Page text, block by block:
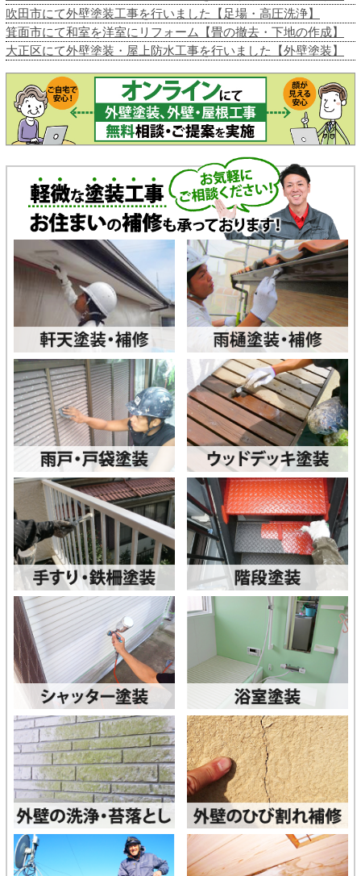
吹田市にて外壁塗装工事を行いました【足場・高圧洗浄】
箕面市にて和室を洋室にリフォーム【畳の撤去・下地の作成】
大正区にて外壁塗装・屋上防水工事を行いました【外壁塗装】